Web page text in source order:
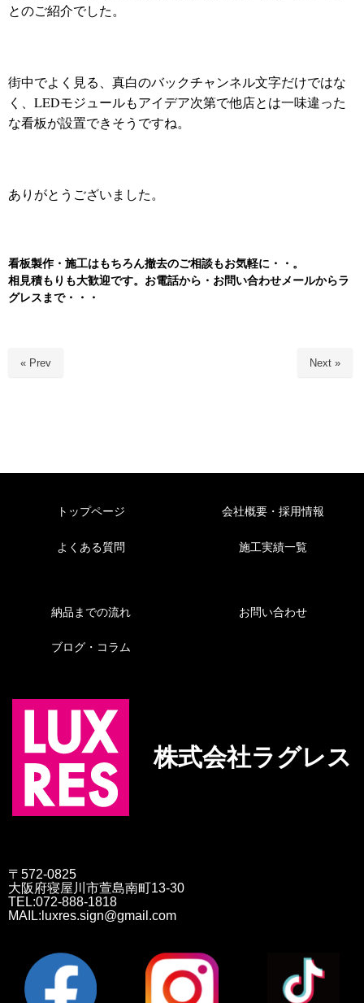
とのご紹介でした。
街中でよく見る、真白のバックチャンネル文字だけではな
く、LEDモジュールもアイデア次第で他店とは一味違った
な看板が設置できそうですね。
ありがとうございました。
看板製作・施工はもちろん撤去のご相談もお気軽に・・。
相見積もりも大歓迎です。お電話から・お問い合わせメールからラ
グレスまで・・・
« Prev Next »
トップページ
よくある質問
会社概要・採用情報
施工実績一覧
納品までの流れ
ブログ・コラム
お問い合わせ
株式会社ラグレス
〒572-0825
大阪府寝屋川市萱島南町13-30
TEL:072-888-1818
MAIL:luxres.sign@gmail.com